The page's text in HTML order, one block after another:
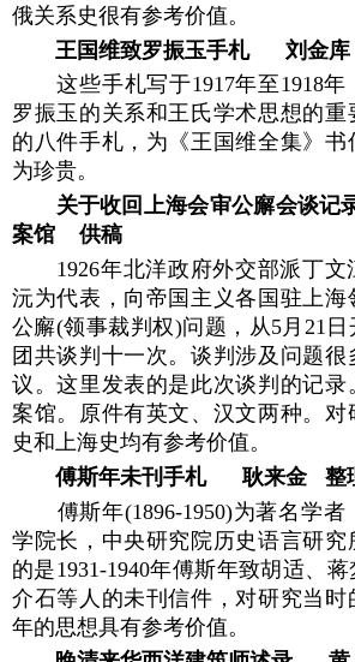
俄关系史很有参考价值。
王国维致罗振玉手札 刘金
这些手札写于1917年至1918年
罗振玉的关系和王氏学术思想的重
的八件手札，为《王国维全集》
为珍贵。
关于收回上海会审公廨会谈
案馆 供稿
1926年北洋政府外交部派丁文
沅为代表，向帝国主义各国驻上海
公廨(领事裁判权)问题，从5月21
团共谈判十一次。谈判涉及问题
议。这里发表的是此次谈判的记录
案馆。原件有英文、汉文两种。对
史和上海史均有参考价值。
傅斯年未刊手札 耿来金 整
傅斯年(1896-1950)为著名学者
学院长，中央研究院历史语言研究
的是1931-1940年傅斯年致胡适、
介石等人的未刊信件，对研究当时
年的思想具有参考价值。